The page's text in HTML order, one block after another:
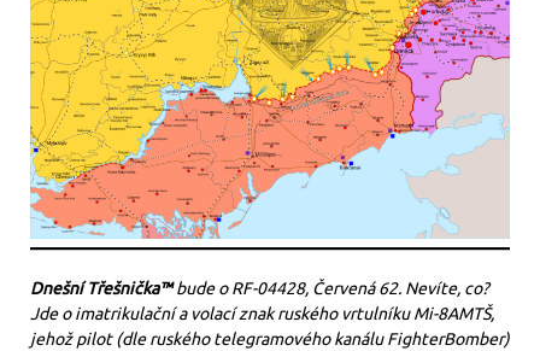
Dnešní Třešnička™bude o RF-04428, Červená 62. Nevíte, co?
Jde o imatrikulační a volací znak ruského vrtulníku Mi-8AMTŠ,
jehož pilot (dle ruského telegramového kanálu FighterBomber)